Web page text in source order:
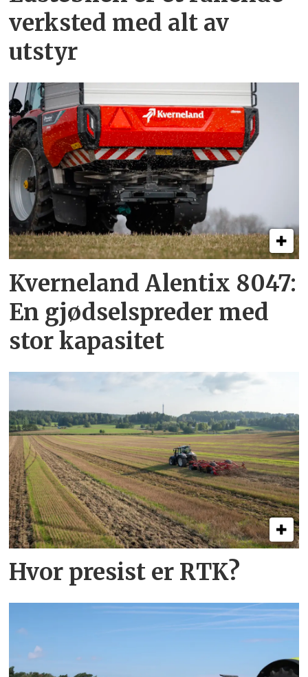
verksted med alt av
utstyr
Kverneland Alentix 8047:
En gjødsel­spreder med
stor kapasitet
Hvor presist er RTK?